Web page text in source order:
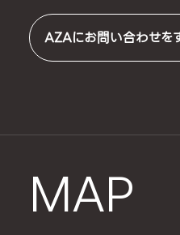
AZAにお問い合わせを
MAP